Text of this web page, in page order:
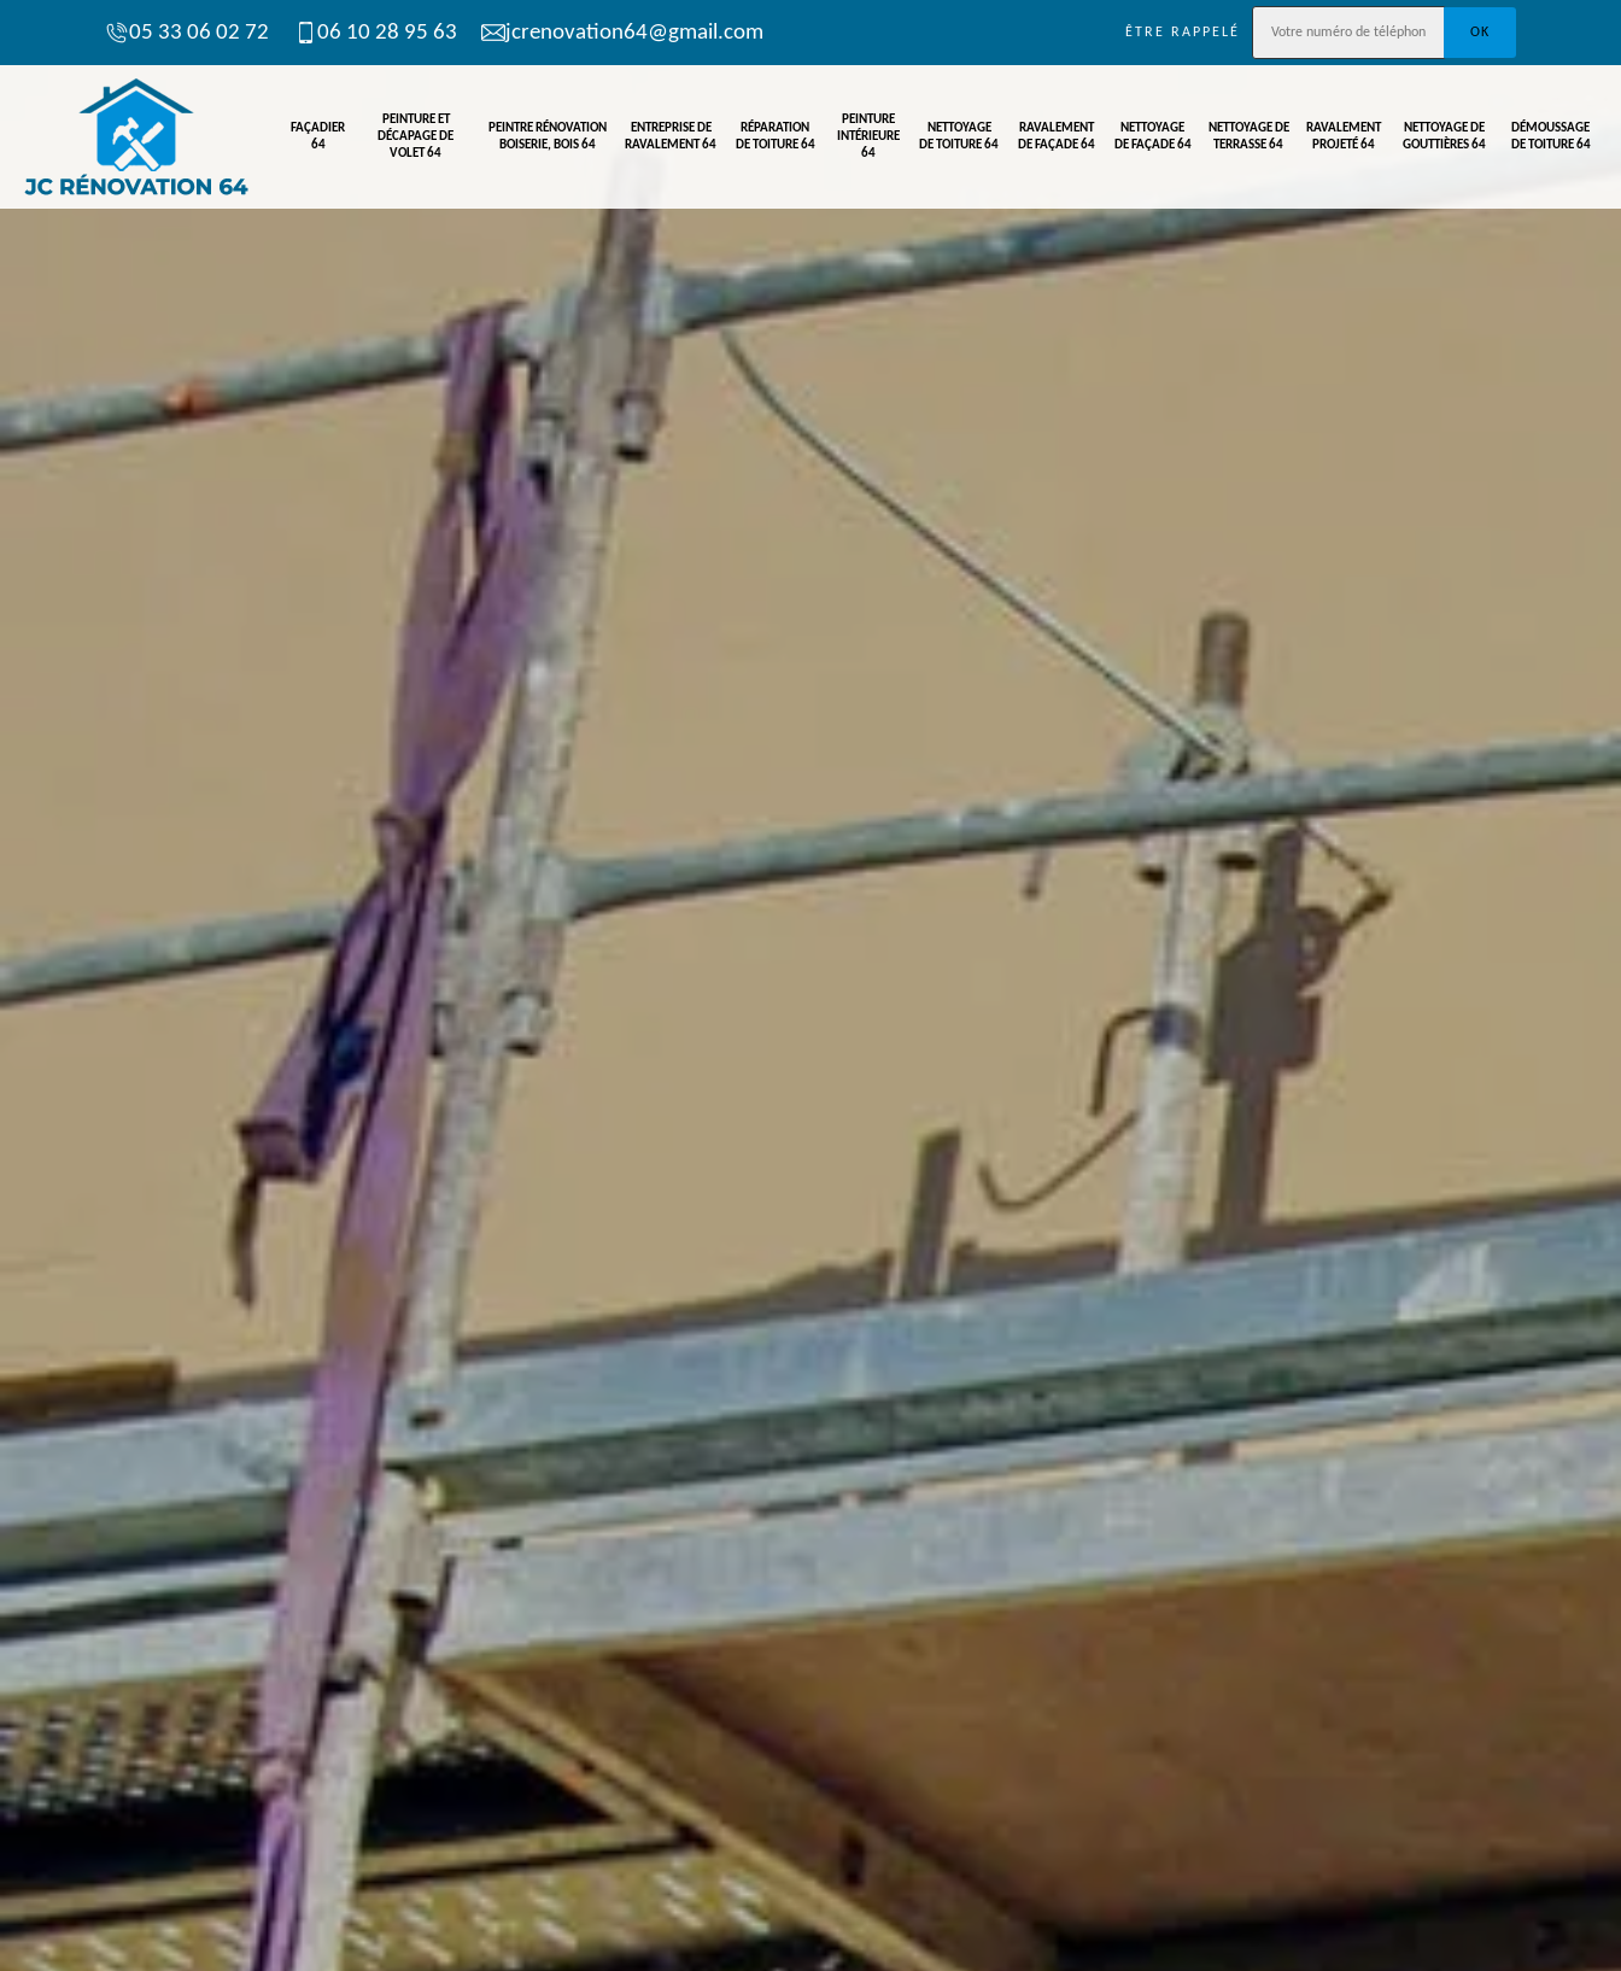
05 33 06 02 72 06 10 28 95 63 jcrenovation64@gmail.com ÊTRE RAPPELÉ
FAÇADIER
64
PEINTURE ET
DÉCAPAGE DE
VOLET 64
PEINTRE RÉNOVATION
BOISERIE, BOIS 64
ENTREPRISE DE
RAVALEMENT 64
RÉPARATION
DE TOITURE 64
PEINTURE
INTÉRIEURE
64
NETTOYAGE
DE TOITURE 64
RAVALEMENT
DE FAÇADE 64
NETTOYAGE
DE FAÇADE 64
NETTOYAGE DE
TERRASSE 64
RAVALEMENT
PROJETÉ 64
NETTOYAGE DE
GOUTTIÈRES 64
DÉMOUSSAGE
DE TOITURE 64